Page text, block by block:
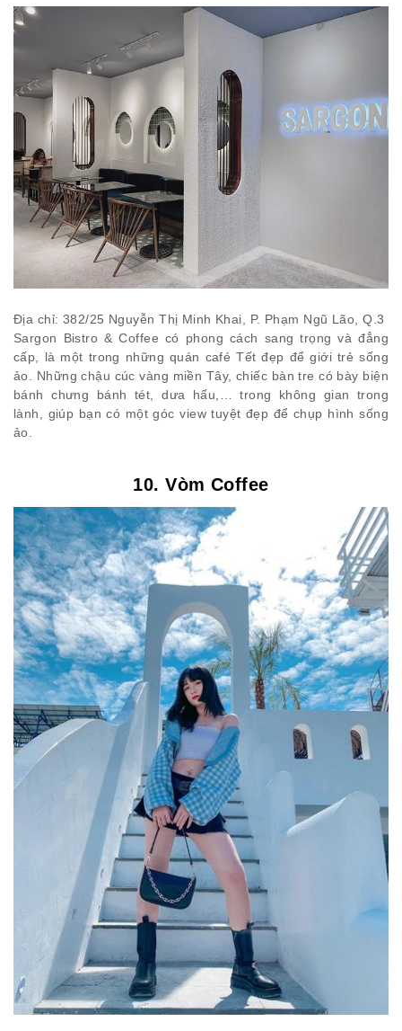
Địa chỉ: 382/25 Nguyễn Thị Minh Khai, P. Phạm Ngũ Lão, Q.3
Sargon Bistro & Coffee có phong cách sang trọng và đẳng
cấp, là một trong những quán café Tết đẹp để giới trẻ sống
ảo. Những chậu cúc vàng miền Tây, chiếc bàn tre có bày biện
bánh chưng bánh tét, dưa hấu,… trong không gian trong
lành, giúp bạn có một góc view tuyệt đẹp để chụp hình sống
ảo.
10. Vòm Coffee